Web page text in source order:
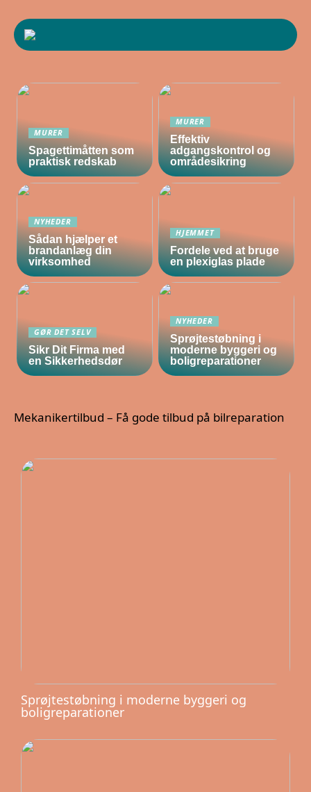
MURER
Spagettimåtten som
praktisk redskab
MURER
Effektiv
adgangskontrol og
områdesikring
NYHEDER
Sådan hjælper et
brandanlæg din
virksomhed
HJEMMET
Fordele ved at bruge
en plexiglas plade
GØR DET SELV
Sikr Dit Firma med
en Sikkerhedsdør
NYHEDER
Sprøjtestøbning i
moderne byggeri og
boligreparationer
Mekanikertilbud – Få gode tilbud på bilreparation
Sprøjtestøbning i moderne byggeri og
boligreparationer